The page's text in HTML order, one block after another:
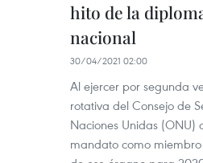
hito de la
nacional
30/04/2021 02:00
Al ejercer por segunda
rotativa del Consejo de
Naciones Unidas (ONU)
mandato como